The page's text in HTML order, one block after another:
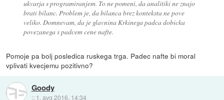
ukvarja s programiranjem. To ne pomeni, da analitiki ne znajo
brati bilanc. Problem je, da bilanca brez konteksta ne pove
veliko. Domnevam, da je glavnina Krkinega padca dobicka
povezanega s padcem cene nafte.
Pomoje pa bolj posledica ruskega trga. Padec nafte bi moral
vplivati kvecjemu pozitivno?
Goody
:: 1. avg 2016, 14:34